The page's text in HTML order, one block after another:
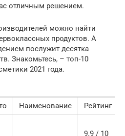
отличным решением.
можно найти
продуктов. А
послужит десятка
Знакомьтесь, – топ-10
2021 года.
Наименование Рейтинг
9.9 / 10